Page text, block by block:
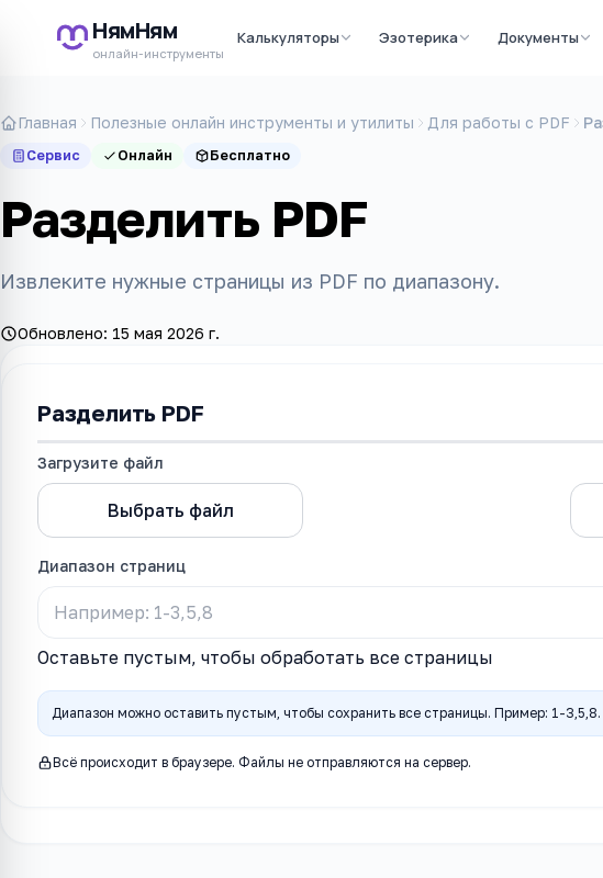
НямНям
онлайн-инструменты
Калькуляторы Эзотерика Документы
Главная Полезные онлайн инструменты и утилиты Для работы с PDF
Сервис Онлайн Бесплатно
Разделить PDF
Извлеките нужные страницы из PDF по диапазону.
Обновлено: 15 мая 2026 г.
Разделить PDF
Загрузите файл
Выбрать файл
Диапазон страниц
Оставьте пустым, чтобы обработать все страницы
Диапазон можно оставить пустым, чтобы сохранить все страницы. Пример: 1-3,5,8.
Всё происходит в браузере. Файлы не отправляются на сервер.